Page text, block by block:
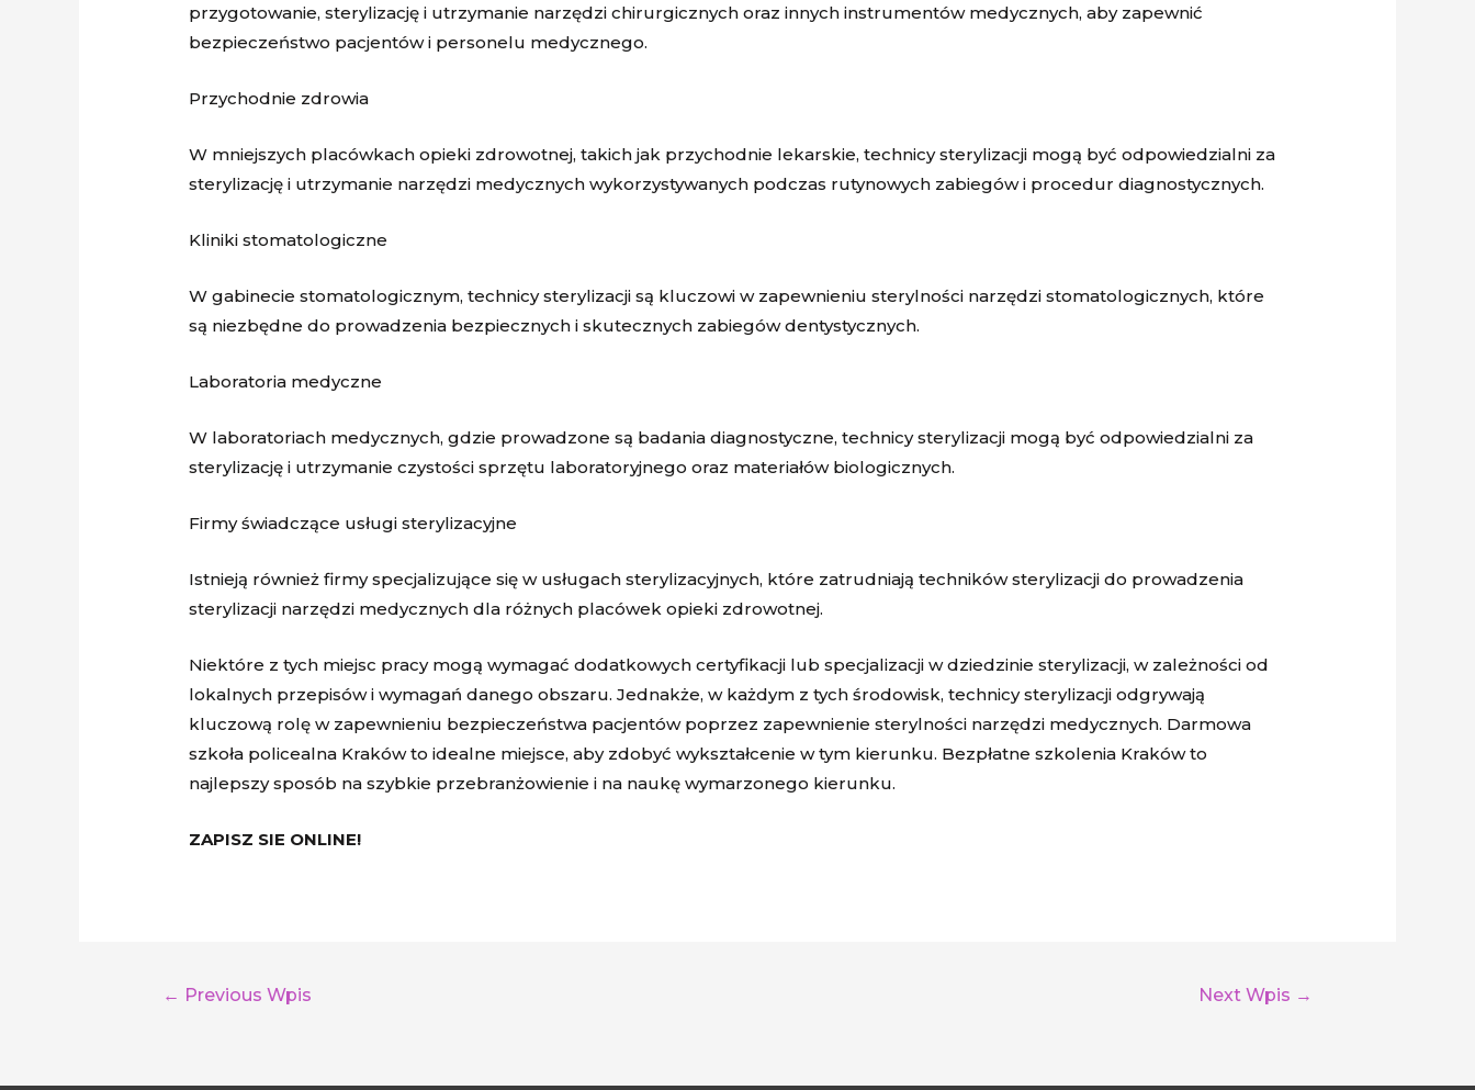
przygotowanie, sterylizację i utrzymanie narzędzi chirurgicznych oraz innych instrumentów medycznych, aby zapewnić
bezpieczeństwo pacjentów i personelu medycznego.
Przychodnie zdrowia
W mniejszych placówkach opieki zdrowotnej, takich jak przychodnie lekarskie, technicy sterylizacji mogą być odpowiedzialni za
sterylizację i utrzymanie narzędzi medycznych wykorzystywanych podczas rutynowych zabiegów i procedur diagnostycznych.
Kliniki stomatologiczne
W gabinecie stomatologicznym, technicy sterylizacji są kluczowi w zapewnieniu sterylności narzędzi stomatologicznych, które
są niezbędne do prowadzenia bezpiecznych i skutecznych zabiegów dentystycznych.
Laboratoria medyczne
W laboratoriach medycznych, gdzie prowadzone są badania diagnostyczne, technicy sterylizacji mogą być odpowiedzialni za
sterylizację i utrzymanie czystości sprzętu laboratoryjnego oraz materiałów biologicznych.
Firmy świadczące usługi sterylizacyjne
Istnieją również firmy specjalizujące się w usługach sterylizacyjnych, które zatrudniają techników sterylizacji do prowadzenia
sterylizacji narzędzi medycznych dla różnych placówek opieki zdrowotnej.
Niektóre z tych miejsc pracy mogą wymagać dodatkowych certyfikacji lub specjalizacji w dziedzinie sterylizacji, w zależności od
lokalnych przepisów i wymagań danego obszaru. Jednakże, w każdym z tych środowisk, technicy sterylizacji odgrywają
kluczową rolę w zapewnieniu bezpieczeństwa pacjentów poprzez zapewnienie sterylności narzędzi medycznych. Darmowa
szkoła policealna Kraków to idealne miejsce, aby zdobyć wykształcenie w tym kierunku. Bezpłatne szkolenia Kraków to
najlepszy sposób na szybkie przebranżowienie i na naukę wymarzonego kierunku.
ZAPISZ SIE ONLINE!
← Previous Wpis Next Wpis →